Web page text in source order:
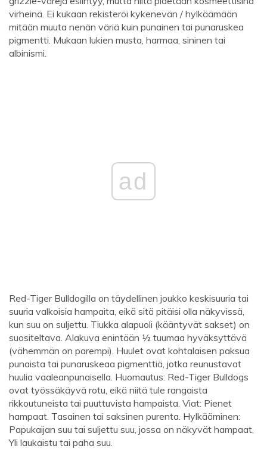
virheinä. Ei kukaan rekisteröi kykenevän / hylkäämään
mitään muuta nenän väriä kuin punainen tai punaruskea
pigmentti. Mukaan lukien musta, harmaa, sininen tai
albinismi.
ad
Red-Tiger Bulldogilla on täydellinen joukko keskisuuria tai
suuria valkoisia hampaita, eikä sitä pitäisi olla näkyvissä,
kun suu on suljettu. Tiukka alapuoli (kääntyvät sakset) on
suositeltava. Alakuva enintään ½ tuumaa hyväksyttävä
(vähemmän on parempi). Huulet ovat kohtalaisen paksua
punaista tai punaruskeaa pigmenttiä, jotka reunustavat
huulia vaaleanpunaisella. Huomautus: Red-Tiger Bulldogs
ovat työssäkäyvä rotu, eikä niitä tule rangaista
rikkoutuneista tai puuttuvista hampaista. Viat: Pienet
hampaat. Tasainen tai saksinen purenta. Hylkääminen:
Papukaijan suu tai suljettu suu, jossa on näkyvät hampaat,
Yli laukaistu tai paha suu.